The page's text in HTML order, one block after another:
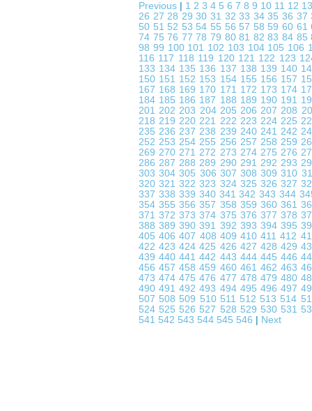
Previous 1 2 3 4 5 6 7 8 9 10 11 12
26 2728 293031 3233 343536 37
50 51 52 53 54 55 56 57 58 5960 61
74 7576 777879 8081 828384 85
98 99 100 101 102 103 104 105 106
116 117 118 119 120 121 122 123
133 134 135 136 137 138 139 140
150 151 152 153 154 155 156 157
167 168 169 170 171 172 173 174
184 185 186 187 188 189 190 191
201202203 204 205 206207208
218219220221 222 223 224 225
235236237238 239 240 241 242
252253254255 256 257 258 259
269270271272 273 274 275 276
286287288289 290 291 292 293
303304305 306 307 308309310
320321322323 324 325 326 327
337 338 339 340 341342343344
354355356357 358 359 360 361
371372373374 375 376 377 378
388389390391 392 393 394 395
405406407 408 409 410411412
422423424425 426 427 428 429
439440441442 443 444 445 446
456457458459 460 461 462 463
473474475476 477 478 479 480
490491492493 494 495 496 497
507 508 509 510 511 512 513 514
524 525 526 527 528 529 530 531
541 542 543 544 545 546 Next